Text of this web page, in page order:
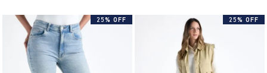
25% OFF 25% OFF